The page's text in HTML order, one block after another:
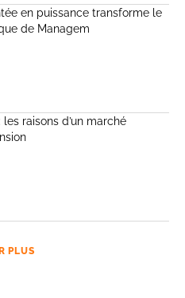
en puissance transforme le
de Managem
raisons d’un marché
PLUS